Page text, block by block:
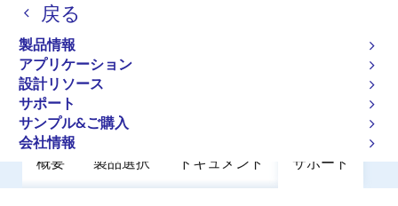
戻る
製品情報
アプリケーション
設計リソース
サポート
サンプル&ご購入
会社情報
く
ず
廃止品
IGBT 1250V 50A Sawn
概要 製品選択 ドキュメント サポート